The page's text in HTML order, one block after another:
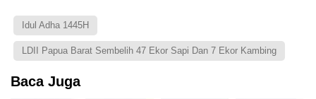
Idul Adha 1445H
LDII Papua Barat Sembelih 47 Ekor Sapi Dan 7 Ekor Kambing
Baca Juga